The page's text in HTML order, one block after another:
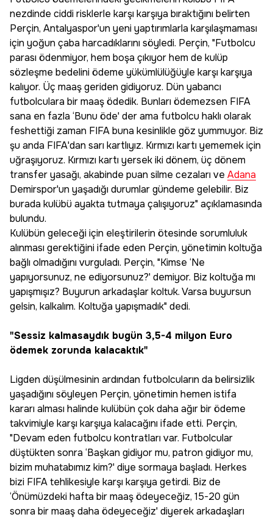
nezdinde ciddi risklerle karşı karşıya bıraktığını belirten
Perçin, Antalyaspor'un yeni yaptırımlarla karşılaşmaması
için yoğun çaba harcadıklarını söyledi. Perçin, "Futbolcu
parası ödenmiyor, hem boşa çıkıyor hem de kulüp
sözleşme bedelini ödeme yükümlülüğüyle karşı karşıya
kalıyor. Üç maaş geriden gidiyoruz. Dün yabancı
futbolculara bir maaş ödedik. Bunları ödemezsen FIFA
sana en fazla ‘Bunu öde' der ama futbolcu haklı olarak
feshettiği zaman FIFA buna kesinlikle göz yummuyor. Biz
şu anda FIFA'dan sarı kartlıyız. Kırmızı kartı yememek için
uğraşıyoruz. Kırmızı kartı yersek iki dönem, üç dönem
transfer yasağı, akabinde puan silme cezaları ve Adana
Demirspor'un yaşadığı durumlar gündeme gelebilir. Biz
burada kulübü ayakta tutmaya çalışıyoruz" açıklamasında
bulundu.
Kulübün geleceği için eleştirilerin ötesinde sorumluluk
alınması gerektiğini ifade eden Perçin, yönetimin koltuğa
bağlı olmadığını vurguladı. Perçin, "Kimse ‘Ne
yapıyorsunuz, ne ediyorsunuz?' demiyor. Biz koltuğa mı
yapışmışız? Buyurun arkadaşlar koltuk. Varsa buyursun
gelsin, kalkalım. Koltuğa yapışmadık" dedi.
"Sessiz kalmasaydık bugün 3,5-4 milyon Euro
ödemek zorunda kalacaktık"
Ligden düşülmesinin ardından futbolcuların da belirsizlik
yaşadığını söyleyen Perçin, yönetimin hemen istifa
kararı alması halinde kulübün çok daha ağır bir ödeme
takvimiyle karşı karşıya kalacağını ifade etti. Perçin,
"Devam eden futbolcu kontratları var. Futbolcular
düştükten sonra ‘Başkan gidiyor mu, patron gidiyor mu,
bizim muhatabımız kim?' diye sormaya başladı. Herkes
bizi FIFA tehlikesiyle karşı karşıya getirdi. Biz de
‘Önümüzdeki hafta bir maaş ödeyeceğiz, 15-20 gün
sonra bir maaş daha ödeyeceğiz' diyerek arkadaşları